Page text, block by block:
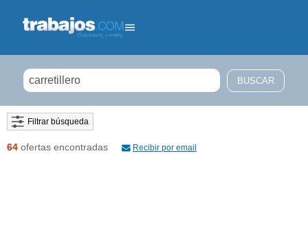
Filtrar búsqueda
64 ofertas encontradas Recibir por email